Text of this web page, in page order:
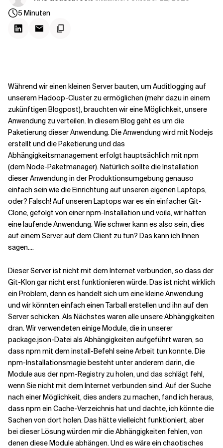
Verwandte Themen
5 Minuten
Während wir einen kleinen Server bauten, um Auditlogging auf
unserem Hadoop-Cluster zu ermöglichen (mehr dazu in einem
zukünftigen Blogpost), brauchten wir eine Möglichkeit, unsere
Anwendung zu verteilen. In diesem Blog geht es um die
Paketierung dieser Anwendung. Die Anwendung wird mit Nodejs
erstellt und die Paketierung und das
Abhängigkeitsmanagement erfolgt hauptsächlich mit npm
(dem Node-Paketmanager). Natürlich sollte die Installation
dieser Anwendung in der Produktionsumgebung genauso
einfach sein wie die Einrichtung auf unseren eigenen Laptops,
oder? Falsch! Auf unseren Laptops war es ein einfacher Git-
Clone, gefolgt von einer npm-Installation und voila, wir hatten
eine laufende Anwendung. Wie schwer kann es also sein, dies
auf einem Server auf dem Client zu tun? Das kann ich Ihnen
sagen....
Dieser Server ist nicht mit dem Internet verbunden, so dass der
Git-Klon gar nicht erst funktionieren würde. Das ist nicht wirklich
ein Problem, denn es handelt sich um eine kleine Anwendung
und wir könnten einfach einen Tarball erstellen und ihn auf den
Server schicken. Als Nächstes waren alle unsere Abhängigkeiten
dran. Wir verwendeten einige Module, die in unserer
package.json-Datei als Abhängigkeiten aufgeführt waren, so
dass npm mit dem install-Befehl seine Arbeit tun konnte. Die
npm-Installationsmagie besteht unter anderem darin, die
Module aus der npm-Registry zu holen, und das schlägt fehl,
wenn Sie nicht mit dem Internet verbunden sind. Auf der Suche
nach einer Möglichkeit, dies anders zu machen, fand ich heraus,
dass npm ein Cache-Verzeichnis hat und dachte, ich könnte die
Sachen von dort holen. Das hätte vielleicht funktioniert, aber
bei dieser Lösung würden mir die Abhängigkeiten fehlen, von
denen diese Module abhängen. Und es wäre ein chaotisches